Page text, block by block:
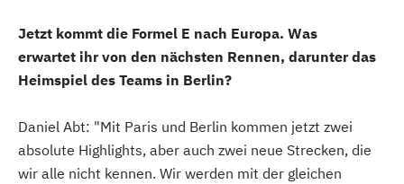
Jetzt kommt die Formel E nach Europa. Was
erwartet ihr von den nächsten Rennen, darunter das
Heimspiel des Teams in Berlin?
Daniel Abt: "Mit Paris und Berlin kommen jetzt zwei
absolute Highlights, aber auch zwei neue Strecken, die
wir alle nicht kennen. Wir werden mit der gleichen